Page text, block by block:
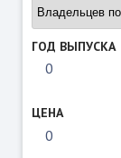
ГОД ВЫПУСКА
ЦЕНА